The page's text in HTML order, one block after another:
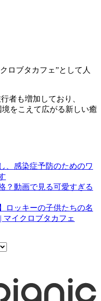
ロブタカフェ”として人
者も増加しており、
をこえて広がる新しい癒
、感染症予防のためのワ
？動画で見る可愛すぎる
ロッキーの子供たちの名
マイクロブタカフェ